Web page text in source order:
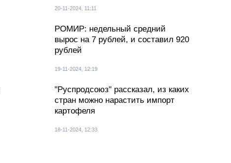
20-11-2024, 11:11
РОМИР: недельный средний
вырос на 7 рублей, и составил 920
рублей
19-11-2024, 12:19
"Руспродсоюз" рассказал, из каких
стран можно нарастить импорт
картофеля
18-11-2024, 12:33